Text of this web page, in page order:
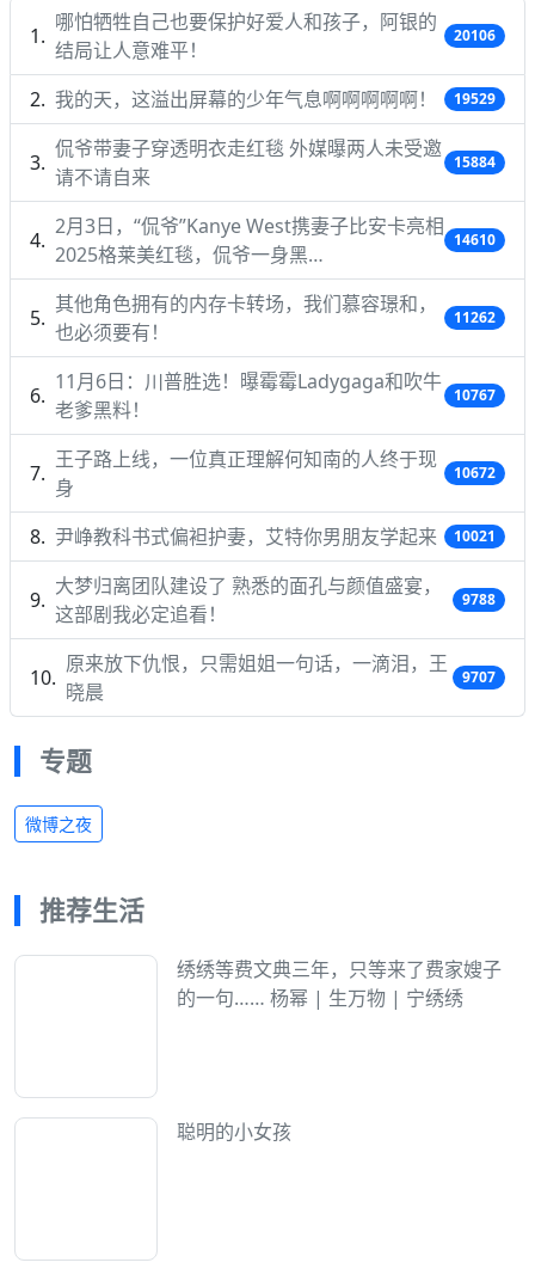
哪怕牺牲自己也要保护好爱人和孩子，阿银的
结局让人意难平！
20106
我的天，这溢出屏幕的少年气息啊啊啊啊啊！ 19529
侃爷带妻子穿透明衣走红毯 外媒曝两人未受邀
请不请自来
15884
2月3日，“侃爷”Kanye West携妻子比安卡亮相
2025格莱美红毯，侃爷一身黑…
14610
其他角色拥有的内存卡转场，我们慕容璟和，
也必须要有！
11262
11月6日：川普胜选！曝霉霉Ladygaga和吹牛
老爹黑料！
10767
王子路上线，一位真正理解何知南的人终于现
身
10672
尹峥教科书式偏袒护妻，艾特你男朋友学起来 10021
大梦归离团队建设了 熟悉的面孔与颜值盛宴，
这部剧我必定追看！
9788
原来放下仇恨，只需姐姐一句话，一滴泪，王
晓晨
9707
专题
微博之夜
推荐生活
绣绣等费文典三年，只等来了费家嫂子
的一句…… 杨幂 | 生万物 | 宁绣绣
聪明的小女孩